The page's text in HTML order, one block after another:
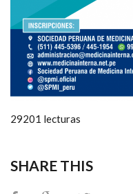
29201 lecturas
SHARE THIS